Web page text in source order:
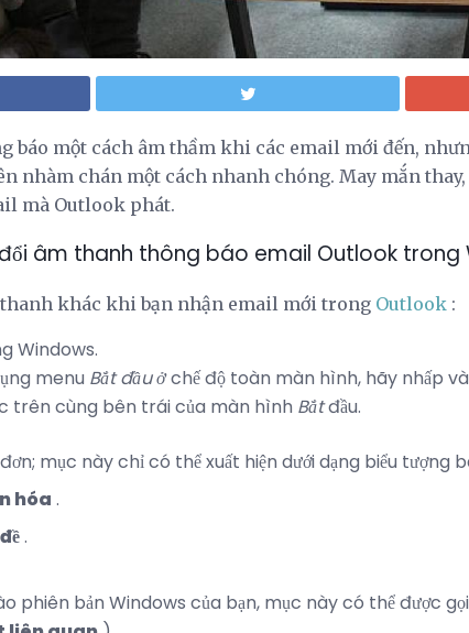
báo một cách âm thầm khi các email mới đến,
nhàm chán một cách nhanh chóng. May mắn
mà Outlook phát.
âm thanh thông báo email Outlook trong
khác khi bạn nhận email mới trong Outlook :
Windows.
menu Bắt đầu ởchế độ toàn màn hình, hãy nhấp
trên cùng bên trái của màn hình Bắtđầu.
mục này chỉ có thể xuất hiện dưới dạng biểu tượng
hóa .
.
phiên bản Windows của bạn, mục này có thể được